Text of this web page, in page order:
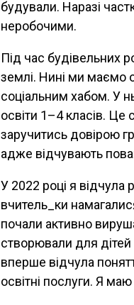
будували. Наразі
неробочими.
Під час будівельних
землі. Нині ми
соціальним хабом. У
освіти 1–4 класів.
заручитись довірою
адже відчувають
У 2022 році я відчула
вчитель_ки
почали активно
створювали для дітей
вперше відчула
освітні послуги. Я